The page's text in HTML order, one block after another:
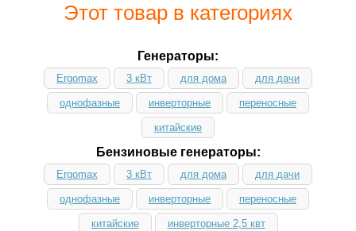
Этот товар в категориях
Генераторы:
Ergomax 3 кВт для дома для дачи
однофазные инверторные переносные
китайские
Бензиновые генераторы:
Ergomax 3 кВт для дома для дачи
однофазные инверторные переносные
китайские инверторные 2,5 квт